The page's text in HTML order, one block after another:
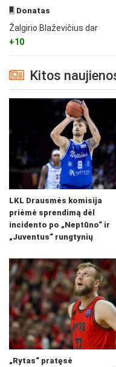
Donatas
Žalgirio Blaževičius dar
+10
Kitos
LKL Drausmės komisija
priėmė sprendimą dėl
incidento po „Neptūno“ ir
„Juventus“ rungtynių
„Rytas“ pratęsė